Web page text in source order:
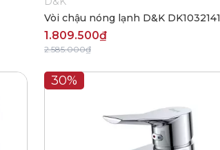
Vòi chậu nóng lạnh D&K DK1032141
1.809.500₫
2.585.000₫
30%